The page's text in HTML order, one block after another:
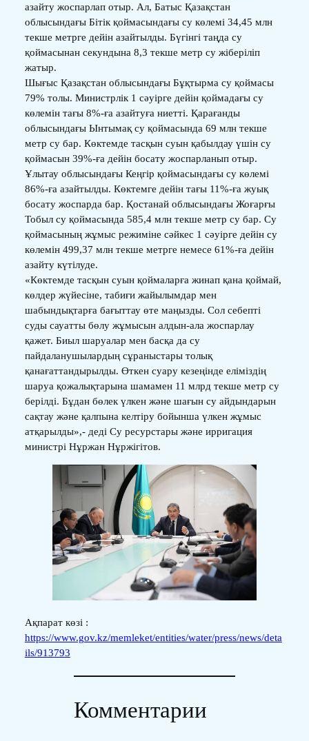
азайту жоспарлап отыр. Ал, Батыс Қазақстан
облысындағы Бітік қоймасындағы су көлемі 34,45 млн
текше метрге дейін азайтылды. Бүгінгі таңда су
қоймасынан секундына 8,3 текше метр су жіберіліп
жатыр.
Шығыс Қазақстан облысындағы Бұқтырма су қоймасы
79% толы. Министрлік 1 сәуірге дейін қоймадағы су
көлемін тағы 8%-ға азайтуға ниетті. Қарағанды
облысындағы Ынтымақ су қоймасында 69 млн текше
метр су бар. Көктемде тасқын суын қабылдау үшін су
қоймасын 39%-ға дейін босату жоспарланып отыр.
Ұлытау облысындағы Кеңгір қоймасындағы су көлемі
86%-ға азайтылды. Көктемге дейін тағы 11%-ға жуық
босату жоспарда бар. Қостанай облысындағы Жоғарғы
Тобыл су қоймасында 585,4 млн текше метр су бар. Су
қоймасының жұмыс режиміне сәйкес 1 сәуірге дейін су
көлемін 499,37 млн текше метрге немесе 61%-ға дейін
азайту күтілуде.
«Көктемде тасқын суын қоймаларға жинап қана қоймай,
көлдер жүйесіне, табиғи жайылымдар мен
шабындықтарға бағыттау өте маңызды. Сол себепті
суды сауатты бөлу жұмысын алдын-ала жоспарлау
қажет. Биыл шаруалар мен басқа да су
пайдаланушылардың сұраныстары толық
қанағаттандырылды. Өткен суару кезеңінде еліміздің
шаруа қожалықтарына шамамен 11 млрд текше метр су
берілді. Бұдан бөлек үлкен және шағын су айдындарын
сақтау және қалпына келтіру бойынша үлкен жұмыс
атқарылды»,- деді Су ресурстары және ирригация
министрі Нұржан Нұржігітов.
Ақпарат көзі :
https://www.gov.kz/memleket/entities/water/press/news/deta
ils/913793
Комментарии